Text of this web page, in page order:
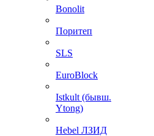
Bonolit
Поритеп
SLS
EuroBlock
Istkult (бывш.
Ytong)
Hebel ЛЗИД